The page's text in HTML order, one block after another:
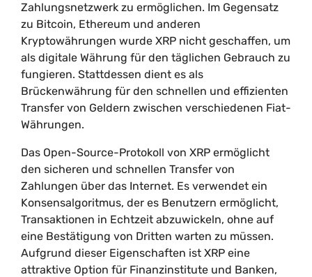
Zahlungsnetzwerk zu ermöglichen. Im Gegensatz
zu Bitcoin, Ethereum und anderen
Kryptowährungen wurde XRP nicht geschaffen, um
als digitale Währung für den täglichen Gebrauch zu
fungieren. Stattdessen dient es als
Brückenwährung für den schnellen und effizienten
Transfer von Geldern zwischen verschiedenen Fiat-
Währungen.
Das Open-Source-Protokoll von XRP ermöglicht
den sicheren und schnellen Transfer von
Zahlungen über das Internet. Es verwendet ein
Konsensalgoritmus, der es Benutzern ermöglicht,
Transaktionen in Echtzeit abzuwickeln, ohne auf
eine Bestätigung von Dritten warten zu müssen.
Aufgrund dieser Eigenschaften ist XRP eine
attraktive Option für Finanzinstitute und Banken,